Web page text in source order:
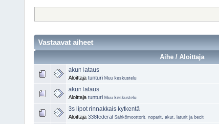
Vastaavat aiheet
Aihe / Aloittaja
akun lataus
Aloittaja tunturi Muu keskustelu
akun lataus
Aloittaja tunturi Muu keskustelu
3s lipot rinnakkais kytkentä
Aloittaja 338federal Sähkömoottorit, noparit, akut, laturit ja becit